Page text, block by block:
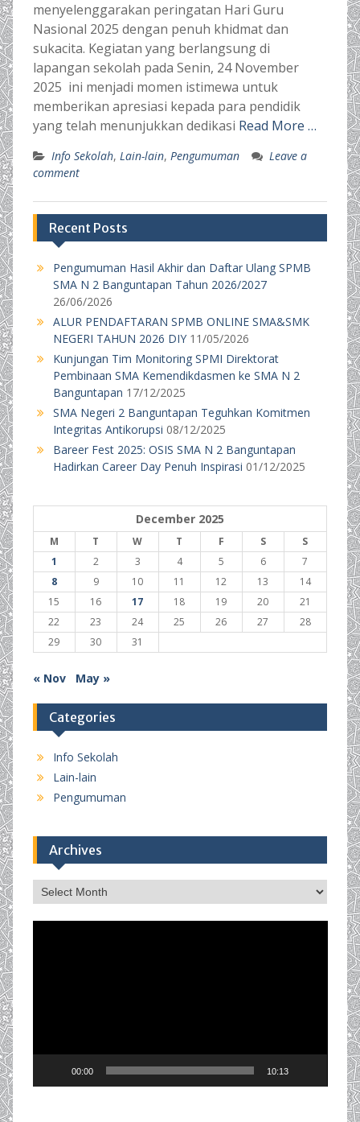
menyelenggarakan peringatan Hari Guru
Nasional 2025 dengan penuh khidmat dan
sukacita. Kegiatan yang berlangsung di
lapangan sekolah pada Senin, 24 November
2025 ini menjadi momen istimewa untuk
memberikan apresiasi kepada para pendidik
yang telah menunjukkan dedikasi Read More …
Info Sekolah, Lain-lain, Pengumuman
Leave a
comment
Recent Posts
Pengumuman Hasil Akhir dan Daftar Ulang SPMB
SMA N 2 Banguntapan Tahun 2026/2027
26/06/2026
ALUR PENDAFTARAN SPMB ONLINE SMA&SMK
NEGERI TAHUN 2026 DIY 11/05/2026
Kunjungan Tim Monitoring SPMI Direktorat
Pembinaan SMA Kemendikdasmen ke SMA N 2
Banguntapan 17/12/2025
SMA Negeri 2 Banguntapan Teguhkan Komitmen
Integritas Antikorupsi 08/12/2025
Bareer Fest 2025: OSIS SMA N 2 Banguntapan
Hadirkan Career Day Penuh Inspirasi 01/12/2025
December 2025
M T W T F S
S
1
2 3 4 5 6
7
8
9 10 11 12 13
14
15
16 17 18 19 20
21
22
23 24 25 26 27
28
29
30 31
« Nov May »
Categories
Info Sekolah
Lain-lain
Pengumuman
Archives
Archives
00:00 10:13